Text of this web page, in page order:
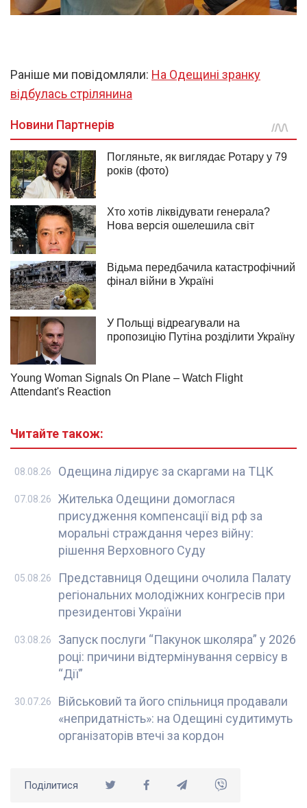
Раніше ми повідомляли: На Одещині зранку
відбулась стрілянина
Читайте також:
Одещина лідирує за скаргами на ТЦК
08.08.26
Жителька Одещини домоглася
присудження компенсації від рф за
моральні страждання через війну:
рішення Верховного Суду
07.08.26
Представниця Одещини очолила Палату
регіональних молодіжних конгресів при
президентові України
05.08.26
Запуск послуги “Пакунок школяра” у 2026
році: причини відтермінування сервісу в
“Дії”
03.08.26
Військовий та його спільниця продавали
«непридатність»: на Одещині судитимуть
організаторів втечі за кордон
30.07.26
Поділитися